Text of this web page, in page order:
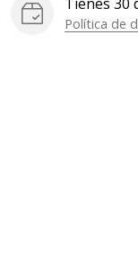
Política de